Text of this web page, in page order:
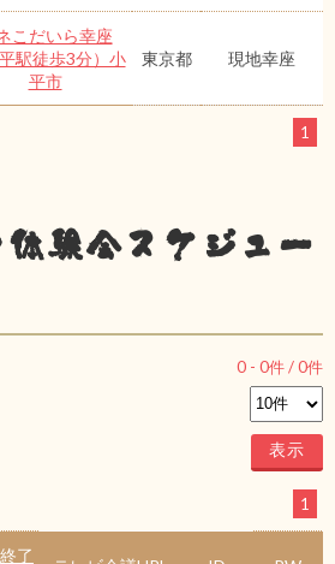
こだいら幸座
平駅徒歩3分）小
平市
東京都 現地幸座
1
験会スケジュー
0 - 0件 /0件
1
終了